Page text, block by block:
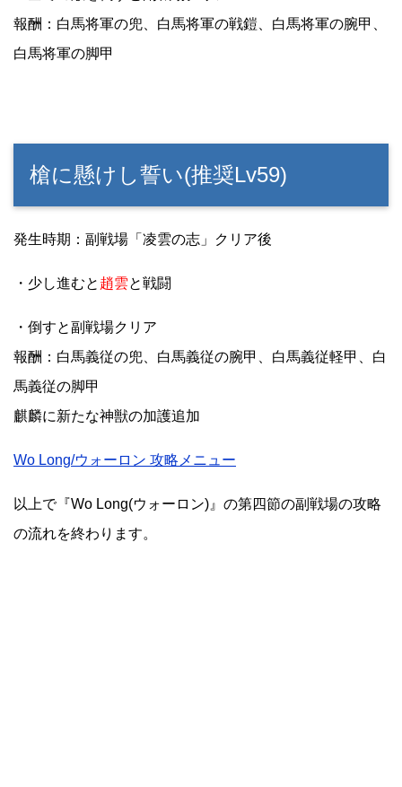
報酬：白馬将軍の兜、白馬将軍の戦鎧、白馬将軍の腕甲、
白馬将軍の脚甲
槍に懸けし誓い(推奨Lv59)
発生時期：副戦場「凌雲の志」クリア後
・少し進むと 趙雲と戦闘
・倒すと副戦場クリア
報酬：白馬義従の兜、白馬義従の腕甲、白馬義従軽甲、白
馬義従の脚甲
麒麟に新たな神獣の加護追加
Wo Long/ウォーロン 攻略メニュー
以上で『Wo Long(ウォーロン)』の第四節の副戦場の攻略
の流れを終わります。